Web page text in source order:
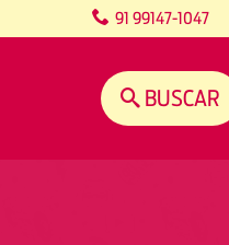
91 99147-1047
BUSCAR